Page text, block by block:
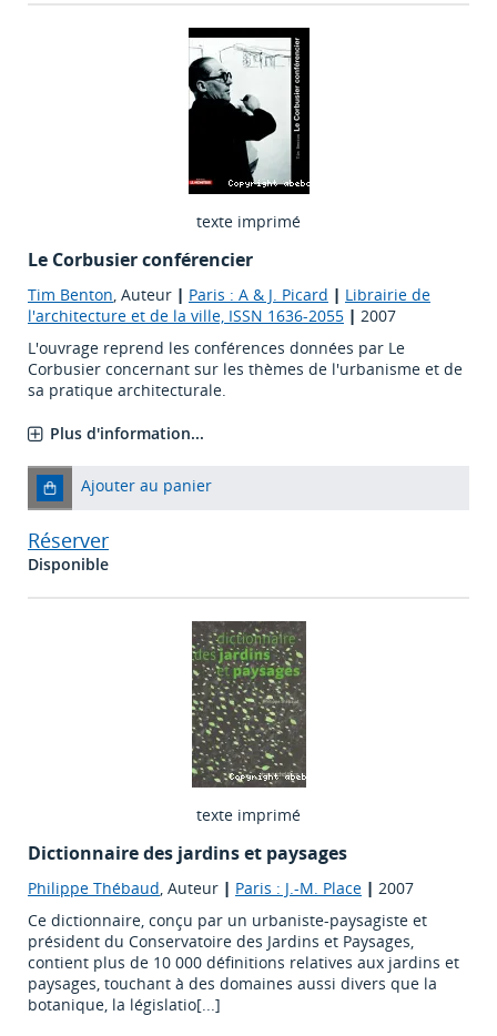
texte imprimé
Le Corbusier conférencier
Tim Benton, Auteur | Paris : A & J. Picard | Librairie de
l'architecture et de la ville, ISSN 1636-2055 | 2007
L'ouvrage reprend les conférences données par Le
Corbusier concernant sur les thèmes de l'urbanisme et de
sa pratique architecturale.
Plus d'information...
Ajouter au panier
Réserver
Disponible
texte imprimé
Dictionnaire des jardins et paysages
Philippe Thébaud, Auteur | Paris : J.-M. Place | 2007
Ce dictionnaire, conçu par un urbaniste-paysagiste et
président du Conservatoire des Jardins et Paysages,
contient plus de 10 000 définitions relatives aux jardins et
paysages, touchant à des domaines aussi divers que la
botanique, la législatio[...]